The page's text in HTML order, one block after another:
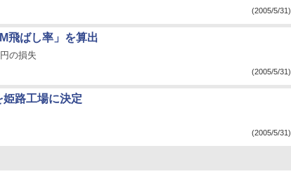
(2005/5/31)
飛ばし率」を算出
の損失
(2005/5/31)
路工場に決定
(2005/5/31)